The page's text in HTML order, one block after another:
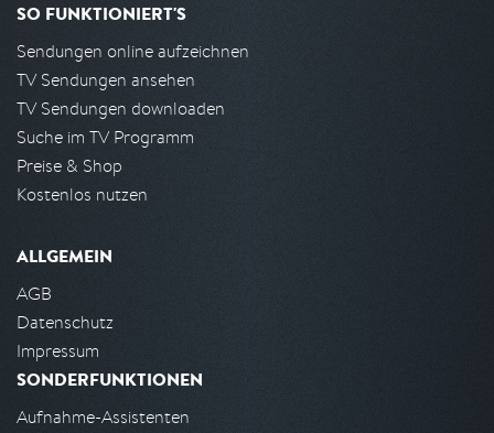
SO FUNKTIONIERT'S
Sendungen online aufzeichnen
TV Sendungen ansehen
TV Sendungen downloaden
Suche im TV Programm
Preise & Shop
Kostenlos nutzen
ALLGEMEIN
AGB
Datenschutz
Impressum
SONDERFUNKTIONEN
Aufnahme-Assistenten